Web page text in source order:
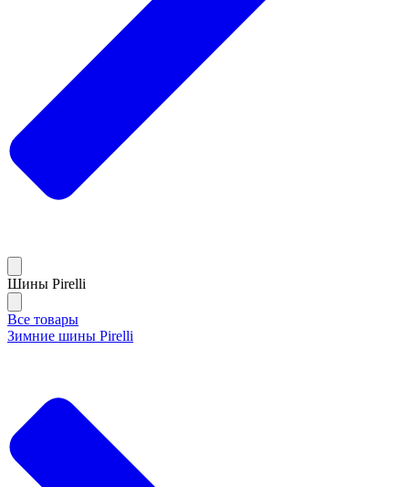
Шины Pirelli
Все товары
Зимние шины Pirelli